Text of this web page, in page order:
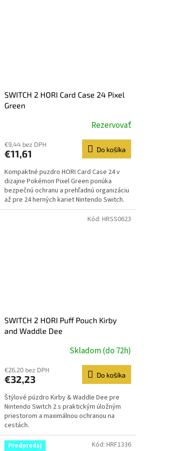
SWITCH 2 HORI Card Case 24 Pixel
Green
Rezervovať
€9,44 bez DPH
€11,61 Do košíka
Kompaktné puzdro HORI Card Case 24 v
dizajne Pokémon Pixel Green ponúka
bezpečnú ochranu a prehľadnú organizáciu
až pre 24 herných kariet Nintendo Switch.
Oficiálne licencované...
SWITCH 2 HORI Puff Pouch Kirby
and Waddle Dee
Skladom (do 72h)
€26,20 bez DPH
€32,23 Do košíka
Štýlové púzdro Kirby & Waddle Dee pre
Nintendo Switch 2 s praktickým úložným
priestorom a maximálnou ochranou na
cestách.
Kód: HRSS0623
Predpredaj Kód: HRF1336